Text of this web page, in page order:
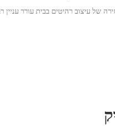
עיצוב רהיטים בבית עורר עניין